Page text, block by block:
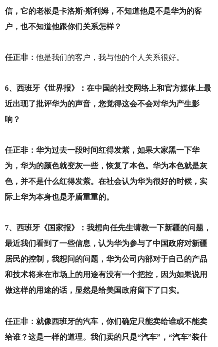
信，它的老板是卡洛斯·斯利姆，不知道他是不是华为的客
户，也不知道他跟你们关系怎样？
任正非： 他是我们的客户，我与他的个人关系很好。
6、西班牙《世界报》：在中国的社交网络上和官方媒体上最
近出现了批评华为的声音，您觉得这会不会对华为产生影
响？
任正非：华为过去一段时间红得发紫，如果大家黑一下华
为，华为的颜色就变灰一些，恢复了本色。华为本色就是灰
色，并不是什么红得发紫。在社会认为华为很好的时候，实
际上华为本身也是矛盾重重的。
7、西班牙《国家报》：我想向任先生请教一下新疆的问题，
最近我们看到了一些信息，认为华为参与了中国政府对新疆
居民的控制，我想问的问题，华为公司内部对于自己的产品
和技术将来在市场上的用途有没有一个把控，因为如果说用
做这样的用途的话，显然是给美国政府留下了口实。
任正非：就像西班牙的汽车，你们确定只能卖给谁或不能卖
给谁？这是一样的道理。我们卖的只是“汽车”，“汽车”装什